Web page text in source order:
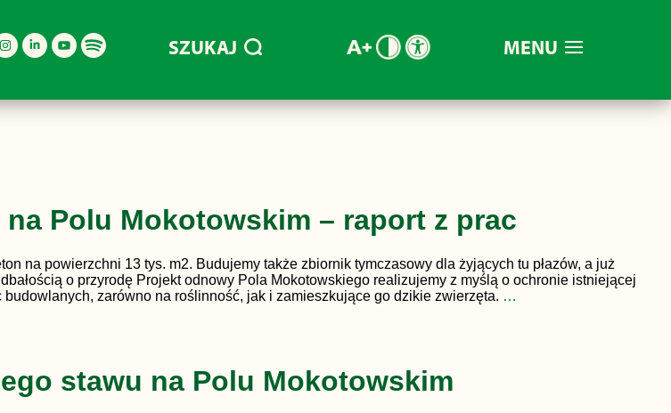
MENU
SZUKAJ
Polu Mokotowskim – raport z prac
na powierzchni 13 tys. m2. Budujemy także zbiornik tymczasowy dla żyjących tu płazów, a już
o przyrodę Projekt odnowy Pola Mokotowskiego realizujemy z myślą o ochronie istniejącej
zarówno na roślinność, jak i zamieszkujące go dzikie zwierzęta. …
stawu na Polu Mokotowskim